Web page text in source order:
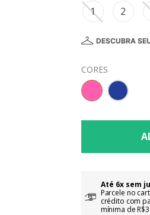
1 2
DESCUBRA
CORES
Até 6x sem
Parcele no
crédito com
mínima de